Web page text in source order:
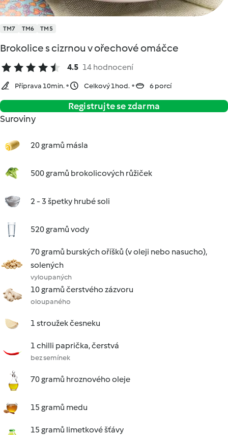
TM7 TM6 TM5
Brokolice s cizrnou v ořechové omáčce
4.5 14 hodnocení
Příprava 10min. Celkový 1hod. 6 porcí
Registrujte se zdarma
Suroviny
20 gramů másla
500 gramů brokolicových růžiček
2 - 3 špetky hrubé soli
520 gramů vody
70 gramů burských oříšků (v oleji nebo nasucho),
solených
vyloupaných
10 gramů čerstvého zázvoru
oloupaného
1 stroužek česneku
1 chilli paprička, čerstvá
bez semínek
70 gramů hroznového oleje
15 gramů medu
15 gramů limetkové šťávy